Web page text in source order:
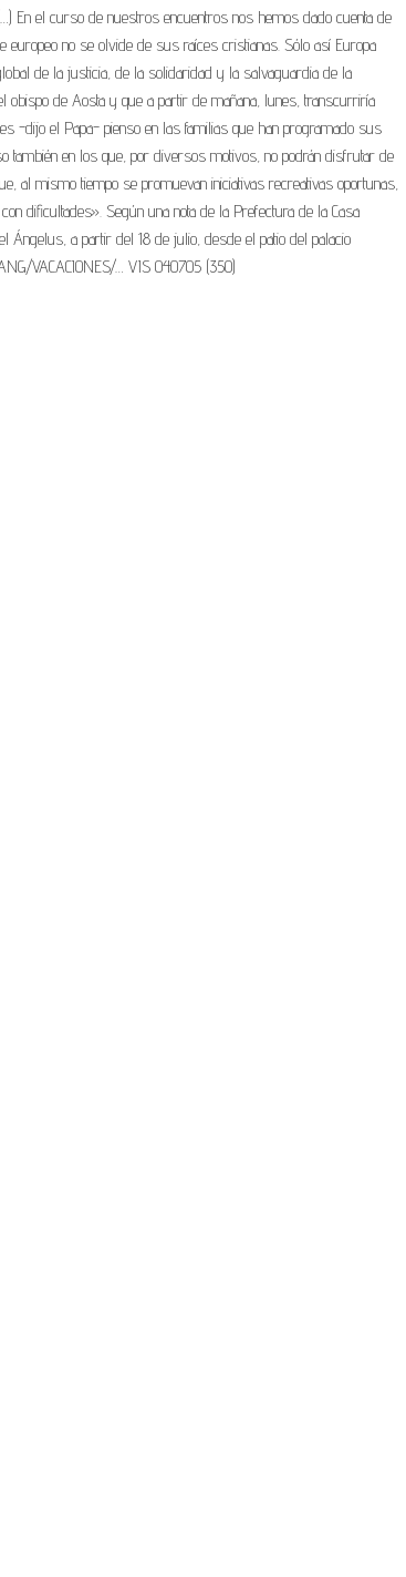
En el curso de nuestros encuentros nos hemos dado cuenta de
europeo no se olvide de sus raíces cristianas. Sólo así Europa
de la justicia, de la solidaridad y la salvaguardia de la
obispo de Aosta y que a partir de mañana, lunes, transcurriría
-dijo el Papa- pienso en las familias que han programado sus
también en los que, por diversos motivos, no podrán disfrutar de
al mismo tiempo se promuevan iniciativas recreativas oportunas,
dificultades». Según una nota de la Prefectura de la Casa
Ángelus, a partir del 18 de julio, desde el patio del palacio
VACACIONES/… VIS 040705 (350)